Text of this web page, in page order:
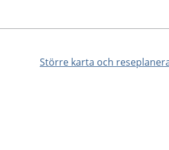
Större karta och